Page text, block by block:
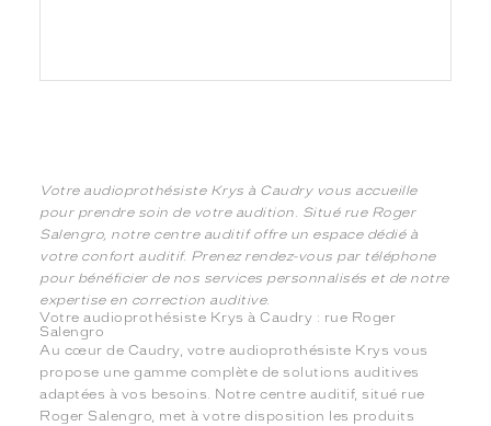
Votre audioprothésiste Krys à Caudry vous accueille
pour prendre soin de votre audition. Situé rue Roger
Salengro, notre centre auditif offre un espace dédié à
votre confort auditif. Prenez rendez-vous par téléphone
pour bénéficier de nos services personnalisés et de notre
expertise en correction auditive.
Votre audioprothésiste Krys à Caudry : rue Roger
Salengro
Au cœur de Caudry, votre audioprothésiste Krys vous
propose une gamme complète de solutions auditives
adaptées à vos besoins. Notre centre auditif, situé rue
Roger Salengro, met à votre disposition les produits